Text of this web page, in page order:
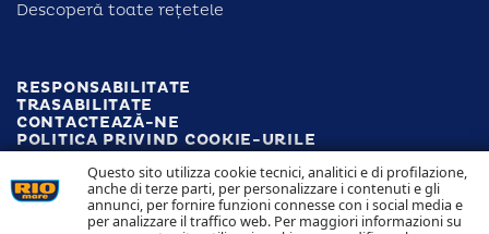
Questo sito utilizza cookie tecnici, analitici e di profilazione,
anche di terze parti, per personalizzare i contenuti e gli
annunci, per fornire funzioni connesse con i social media e
per analizzare il traffico web. Per maggiori informazioni su
Descoperă toate rețetele
RESPONSABILITATE
TRASABILITATE
CONTACTEAZĂ-NE
POLITICA PRIVIND COOKIE-URILE
POLITICA PRIVIND CONFIDENȚIALITATEA
Follow us